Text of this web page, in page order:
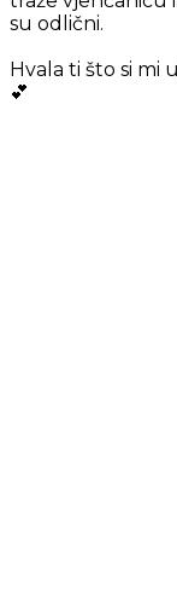
su odlični.
Hvala ti što si mi
💕